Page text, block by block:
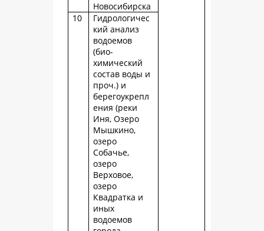
Новосибирска
10
Гидрологичес
кий анализ
водоемов
(био-
химический
состав воды и
проч.) и
берегоукрепл
ения (реки
Иня, Озеро
Мышкино,
озеро
Собачье,
озеро
Верховое,
озеро
Квадратка и
иных
водоемов